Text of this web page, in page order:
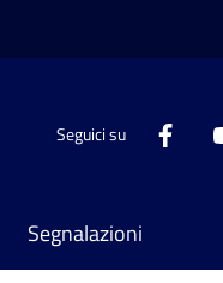
Seguici su
Segnalazioni